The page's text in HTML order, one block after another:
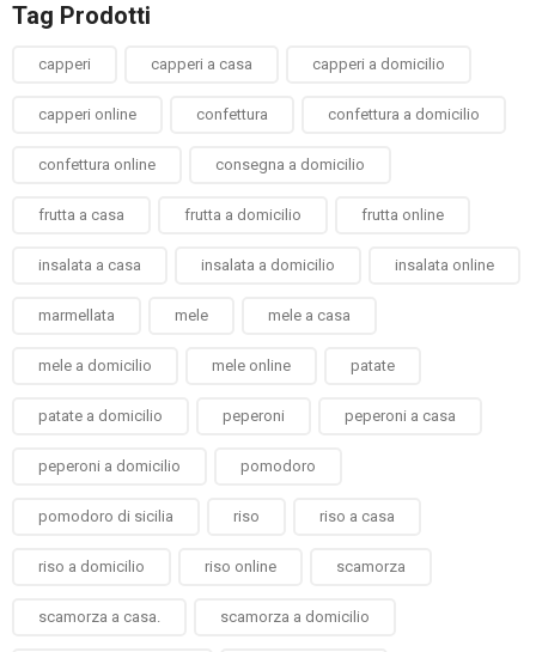
Tag Prodotti
capperi capperi a casa capperi a domicilio
capperi online confettura confettura a domicilio
confettura online consegna a domicilio
frutta a casa frutta a domicilio frutta online
insalata a casa insalata a domicilio insalata online
marmellata mele mele a casa
mele a domicilio mele online patate
patate a domicilio peperoni peperoni a casa
peperoni a domicilio pomodoro
pomodoro di sicilia riso riso a casa
riso a domicilio riso online scamorza
scamorza a casa. scamorza a domicilio